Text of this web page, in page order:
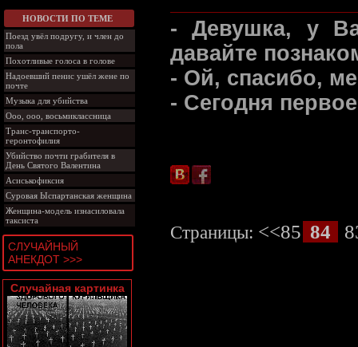
НОВОСТИ ПО ТЕМЕ
Поезд увёл подругу, и член до
пола
Похотливые голоса в голове
Надоевший пенис ушёл жене по
почте
Музыка для убийства
Ооо, ооо, восьмиклассница
Транс-транспорто-
геронтофилия
Убийство почти грабителя в
День Святого Валентина
Асиськофиксия
Суровая Ыспартанская женщина
Женщина-модель изнасиловала
таксиста
СЛУЧАЙНЫЙ
АНЕКДОТ >>>
Случайная картинка
- Девушка, у
давайте
- Ой, спасибо,
- Сегодня
Страницы: <<85 84